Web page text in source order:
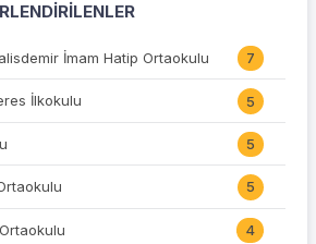
İmam Hatip Ortaokulu 7
İlkokulu 5
5
5
4